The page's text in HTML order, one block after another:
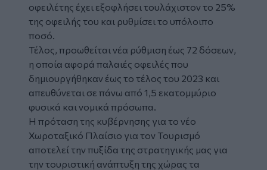
οφειλέτης έχει εξοφλήσει τουλάχιστον το 25%
της οφειλής του και ρυθμίσει το υπόλοιπο
ποσό.
Τέλος, προωθείται νέα ρύθμιση έως 72 δόσεων,
η οποία αφορά παλαιές οφειλές που
δημιουργήθηκαν έως το τέλος του 2023 και
απευθύνεται σε πάνω από 1,5 εκατομμύριο
φυσικά και νομικά πρόσωπα.
Η πρόταση της κυβέρνησης για το νέο
Χωροταξικό Πλαίσιο για τον Τουρισμό
αποτελεί την πυξίδα της στρατηγικής μας για
την τουριστική ανάπτυξη της χώρας τα